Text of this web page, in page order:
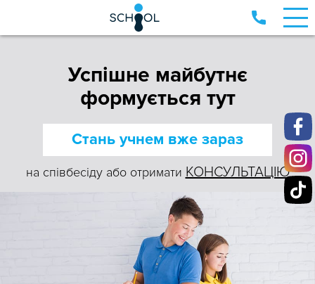
Успішне майбутнє
формується тут
Стань учнем вже зараз
на співбесіду або отримати КОНСУЛЬТАЦІЮ